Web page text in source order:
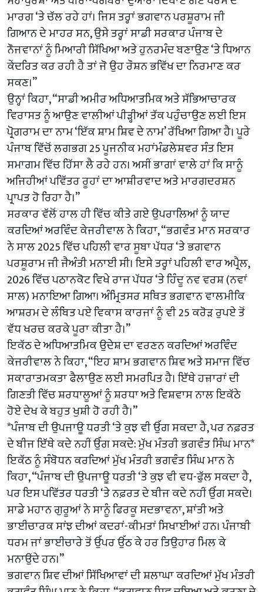
ਮਾਰਗ ‘ਤੇ ਚੱਲ ਰਹੇ ਹਾਂ। ਜਿਸ ਤਰ੍ਹਾਂ ਭਗਵਾਨ ਪਰਸ਼ੂਰਾਮ ਜੀ
ਗਿਆਨ ਦੇ ਮਾਹਰ ਸਨ, ਉਸੇ ਤਰ੍ਹਾਂ ਸਾਡੀ ਸਰਕਾਰ ਪੰਜਾਬ ਦੇ
ਨੌਜਵਾਨਾਂ ਨੂੰ ਮਿਆਰੀ ਸਿੱਖਿਆ ਅਤੇ ਹੁਨਰਮੰਦ ਬਣਾਉਣ ‘ਤੇ ਧਿਆਨ
ਕੇਂਦਰਿਤ ਕਰ ਰਹੀ ਹੈ ਤਾਂ ਜੋ ਉਹ ਰੌਸ਼ਨ ਭਵਿੱਖ ਦਾ ਨਿਰਮਾਣ ਕਰ
ਸਕਣ।”
ਉਨ੍ਹਾਂ ਕਿਹਾ, “ਸਾਡੀ ਅਮੀਰ ਅਧਿਆਤਮਿਕ ਅਤੇ ਸੱਭਿਆਚਾਰਕ
ਵਿਰਾਸਤ ਨੂੰ ਆਉਣ ਵਾਲੀਆਂ ਪੀੜ੍ਹੀਆਂ ਤੱਕ ਪਹੁੰਚਾਉਣ ਲਈ ਇਸ
ਪ੍ਰੋਗਰਾਮ ਦਾ ਨਾਮ ‘ਇੱਕ ਸ਼ਾਮ ਸ਼ਿਵ ਦੇ ਨਾਮ’ ਰੱਖਿਆ ਗਿਆ ਹੈ। ਪੂਰੇ
ਪੰਜਾਬ ਵਿੱਚੋਂ ਲਗਭਗ 25 ਪੂਜਨੀਕ ਮਹਾਂਮੰਡਲੇਸ਼ਵਰ ਸੰਤ ਇਸ
ਸਮਾਗਮ ਵਿੱਚ ਹਿੱਸਾ ਲੈ ਰਹੇ ਹਨ। ਅਸੀਂ ਭਾਗਾਂ ਵਾਲੇ ਹਾਂ ਕਿ ਸਾਨੂੰ
ਅਜਿਹੀਆਂ ਪਵਿੱਤਰ ਰੂਹਾਂ ਦਾ ਆਸ਼ੀਰਵਾਦ ਅਤੇ ਮਾਰਗਦਰਸ਼ਨ
ਪ੍ਰਾਪਤ ਹੋ ਰਿਹਾ ਹੈ।”
ਸਰਕਾਰ ਵੱਲੋਂ ਹਾਲ ਹੀ ਵਿੱਚ ਕੀਤੇ ਗਏ ਉਪਰਾਲਿਆਂ ਨੂੰ ਯਾਦ
ਕਰਦਿਆਂ ਅਰਵਿੰਦ ਕੇਜਰੀਵਾਲ ਨੇ ਕਿਹਾ, “ਭਗਵੰਤ ਮਾਨ ਸਰਕਾਰ
ਨੇ ਸਾਲ 2025 ਵਿੱਚ ਪਹਿਲੀ ਵਾਰ ਸੂਬਾ ਪੱਧਰ ‘ਤੇ ਭਗਵਾਨ
ਪਰਸ਼ੂਰਾਮ ਜੀ ਜੈਅੰਤੀ ਮਨਾਈ ਸੀ। ਇਸੇ ਤਰ੍ਹਾਂ ਪਹਿਲੀ ਵਾਰ ਅਪ੍ਰੈਲ,
2026 ਵਿੱਚ ਪਠਾਨਕੋਟ ਵਿਖੇ ਰਾਜ ਪੱਧਰ ‘ਤੇ ਹਿੰਦੂ ਨਵ ਵਰਸ਼ (ਨਵਾਂ
ਸਾਲ) ਮਨਾਇਆ ਗਿਆ। ਅੰਮ੍ਰਿਤਸਰ ਸਥਿਤ ਭਗਵਾਨ ਵਾਲਮੀਕਿ
ਆਸ਼ਰਮ ਦੇ ਲੰਬਿਤ ਪਏ ਵਿਕਾਸ ਕਾਰਜਾਂ ਨੂੰ ਵੀ 25 ਕਰੋੜ ਰੁਪਏ ਤੋਂ
ਵੱਧ ਖਰਚ ਕਰਕੇ ਪੂਰਾ ਕੀਤਾ ਹੈ।”
ਇਕੱਠ ਦੇ ਅਧਿਆਤਮਿਕ ਉਦੇਸ਼ ਦਾ ਵਰਣਨ ਕਰਦਿਆਂ ਅਰਵਿੰਦ
ਕੇਜਰੀਵਾਲ ਨੇ ਕਿਹਾ, “ਇਹ ਸ਼ਾਮ ਭਗਵਾਨ ਸ਼ਿਵ ਅਤੇ ਸਮਾਜ ਵਿੱਚ
ਸਕਾਰਾਤਮਕਤਾ ਫੈਲਾਉਣ ਲਈ ਸਮਰਪਿਤ ਹੈ। ਇੱਥੇ ਹਜ਼ਾਰਾਂ ਦੀ
ਗਿਣਤੀ ਵਿੱਚ ਸ਼ਰਧਾਲੂਆਂ ਨੂੰ ਸ਼ਰਧਾ ਅਤੇ ਵਿਸ਼ਵਾਸ ਨਾਲ ਇਕੱਠੇ
ਹੋਏ ਦੇਖ ਕੇ ਬਹੁਤ ਖੁਸ਼ੀ ਹੋ ਰਹੀ ਹੈ।”
*ਪੰਜਾਬ ਦੀ ਉਪਜਾਊ ਧਰਤੀ ‘ਤੇ ਕੁਝ ਵੀ ਉੱਗ ਸਕਦਾ ਹੈ, ਪਰ ਨਫ਼ਰਤ
ਦੇ ਬੀਜ ਇੱਥੇ ਕਦੇ ਨਹੀਂ ਉੱਗ ਸਕਦੇ: ਮੁੱਖ ਮੰਤਰੀ ਭਗਵੰਤ ਸਿੰਘ ਮਾਨ*
ਇਕੱਠ ਨੂੰ ਸੰਬੋਧਨ ਕਰਦਿਆਂ ਮੁੱਖ ਮੰਤਰੀ ਭਗਵੰਤ ਸਿੰਘ ਮਾਨ ਨੇ
ਕਿਹਾ, “ਪੰਜਾਬ ਦੀ ਉਪਜਾਊ ਧਰਤੀ ‘ਤੇ ਕੁਝ ਵੀ ਵਧ-ਫੁੱਲ ਸਕਦਾ ਹੈ,
ਪਰ ਇਸ ਪਵਿੱਤਰ ਧਰਤੀ ‘ਤੇ ਨਫ਼ਰਤ ਦੇ ਬੀਜ ਕਦੇ ਨਹੀਂ ਉੱਗ ਸਕਦੇ।
ਸਾਡੇ ਮਹਾਨ ਗੁਰੂਆਂ ਨੇ ਸਾਨੂੰ ਫਿਰਕੂ ਸਦਭਾਵਨਾ, ਸ਼ਾਂਤੀ ਅਤੇ
ਭਾਈਚਾਰਕ ਸਾਂਝ ਦੀਆਂ ਕਦਰਾਂ-ਕੀਮਤਾਂ ਸਿਖਾਈਆਂ ਹਨ। ਪੰਜਾਬੀ
ਧਰਮ ਜਾਂ ਭਾਈਚਾਰੇ ਤੋਂ ਉੱਪਰ ਉੱਠ ਕੇ ਹਰ ਤਿਉਹਾਰ ਮਿਲ ਕੇ
ਮਨਾਉਂਦੇ ਹਨ।”
ਭਗਵਾਨ ਸ਼ਿਵ ਦੀਆਂ ਸਿੱਖਿਆਵਾਂ ਦੀ ਸ਼ਲਾਘਾ ਕਰਦਿਆਂ ਮੁੱਖ ਮੰਤਰੀ